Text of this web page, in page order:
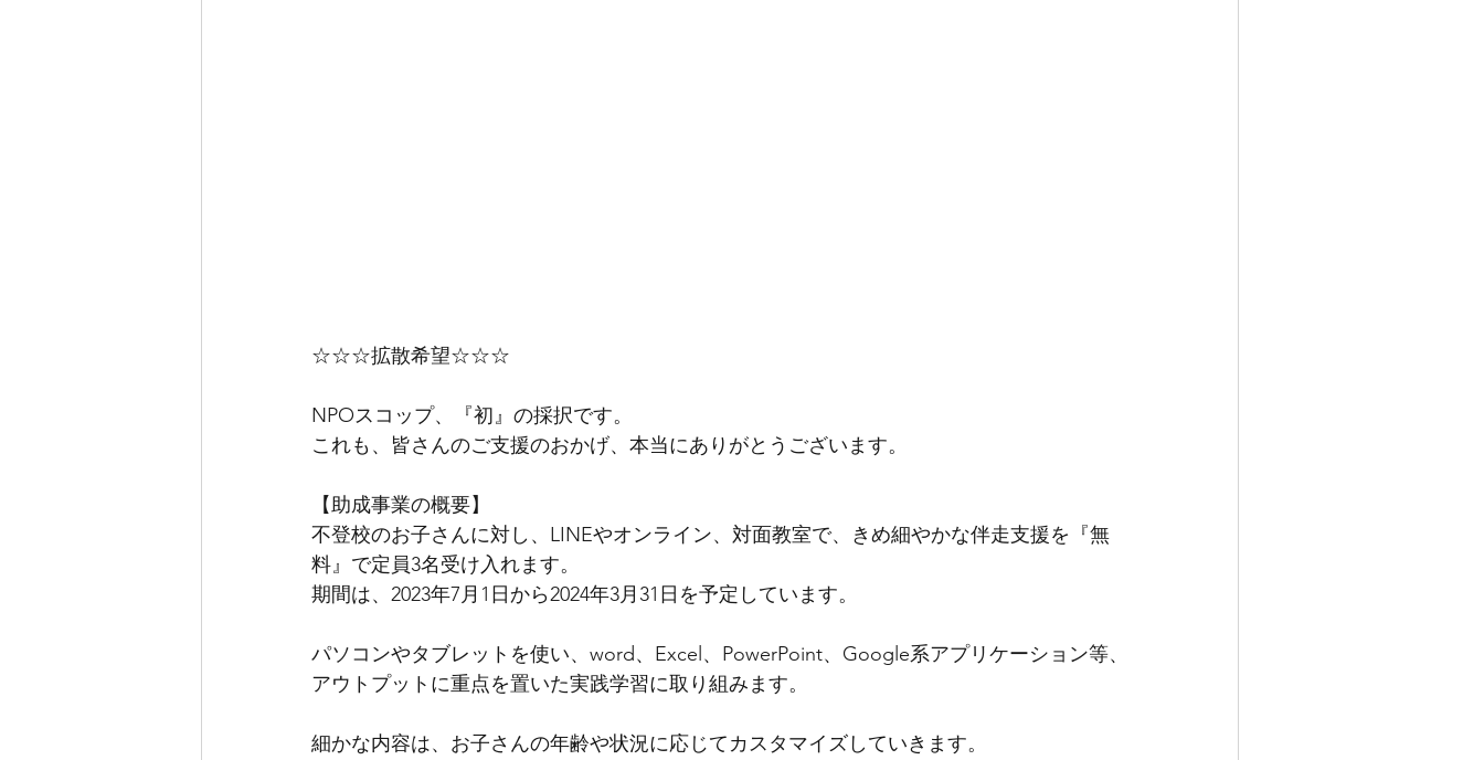
☆☆☆拡散希望☆☆☆
NPOスコップ、『初』の採択です。
これも、皆さんのご支援のおかげ、本当にありがとうございます。
【助成事業の概要】
不登校のお子さんに対し、LINEやオンライン、対面教室で、きめ細やかな伴走支援を『無
料』で定員3名受け入れます。
期間は、2023年7月1日から2024年3月31日を予定しています。
パソコンやタブレットを使い、word、Excel、PowerPoint、Google系アプリケーション等、
アウトプットに重点を置いた実践学習に取り組みます。
細かな内容は、お子さんの年齢や状況に応じてカスタマイズしていきます。